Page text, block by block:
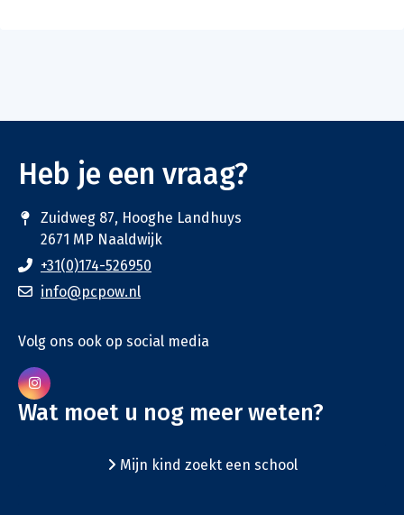
Heb je een vraag?
Zuidweg 87, Hooghe Landhuys
2671 MP Naaldwijk
+31(0)174-526950
info@pcpow.nl
Volg ons ook op social media
Wat moet u nog meer weten?
Mijn kind zoekt een school